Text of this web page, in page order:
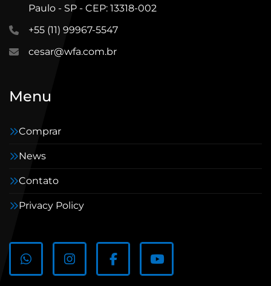
Paulo - SP - CEP: 13318-002
+55 (11) 99967-5547
cesar@wfa.com.br
Menu
Comprar
News
Contato
Privacy Policy
whatsappinstagramfacebookyoutube